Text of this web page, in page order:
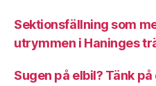
Sektionsfällning som
utrymmen i Haninges
Sugen på elbil? Tänk